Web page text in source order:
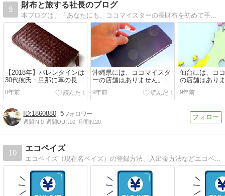
9
財布と旅する社長のブログ
本ブログは、「あなたにも、ココマイスターの長財布を初めて手にとった時の感動を味わって欲しい」という想いのもと書いております。
【2018年】バレンタインは
30代彼氏・旦那に革の長財
布！そんなあなたにオスス
メの「チョコレート色長財
8年前
沖縄県には、ココマイスタ
ーの店舗はありません。購
入はオンラインショップ
で。
9年前
仙台には、コ
の店舗はあり
ならオンライ
9年前
1860880 5
週間IN:0 週間OUT:10 月間IN:20
10
エコペイズ
エコペイズ（現在名ペイズ）の登録方法、入出金方法などエコペイズ関連について書いていきます。